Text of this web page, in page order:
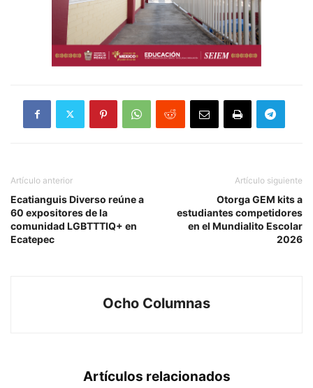
Artículo anterior
Ecatianguis Diverso reúne a
60 expositores de la
comunidad LGBTTTIQ+ en
Ecatepec
Artículo siguiente
Otorga GEM kits a
estudiantes competidores
en el Mundialito Escolar
2026
Ocho Columnas
Artículos relacionados